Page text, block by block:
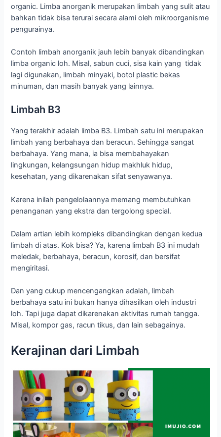
organic. Limba anorganik merupakan limbah yang sulit atau
bahkan tidak bisa terurai secara alami oleh mikroorganisme
pengurainya.
Contoh limbah anorganik jauh lebih banyak dibandingkan
limba organic loh. Misal, sabun cuci, sisa kain yang tidak
lagi digunakan, limbah minyaki, botol plastic bekas
minuman, dan masih banyak yang lainnya.
Limbah B3
Yang terakhir adalah limba B3. Limbah satu ini merupakan
limbah yang berbahaya dan beracun. Sehingga sangat
berbahaya. Yang mana, ia bisa membahayakan
lingkungan, kelangsungan hidup makhluk hidup,
kesehatan, yang dikarenakan sifat senyawanya.
Karena inilah pengelolaannya memang membutuhkan
penanganan yang ekstra dan tergolong special.
Dalam artian lebih kompleks dibandingkan dengan kedua
limbah di atas. Kok bisa? Ya, karena limbah B3 ini mudah
meledak, berbahaya, beracun, korosif, dan bersifat
mengiritasi.
Dan yang cukup mencengangkan adalah, limbah
berbahaya satu ini bukan hanya dihasilkan oleh industri
loh. Tapi juga dapat dikarenakan aktivitas rumah tangga.
Misal, kompor gas, racun tikus, dan lain sebagainya.
Kerajinan dari Limbah